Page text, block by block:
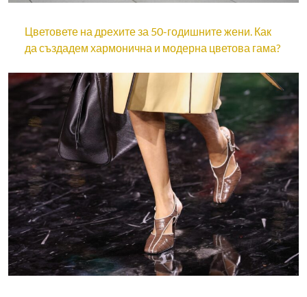
Цветовете на дрехите за 50-годишните жени. Как
да създадем хармонична и модерна цветова гама?